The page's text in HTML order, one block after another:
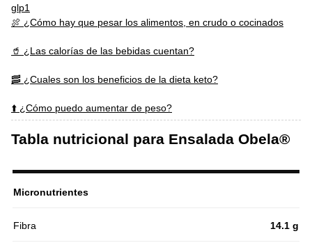
glp1
🍖 ¿Cómo hay que pesar los alimentos, en crudo o cocinados
🥤 ¿Las calorías de las bebidas cuentan?
🥓 ¿Cuales son los beneficios de la dieta keto?
⬆️ ¿Cómo puedo aumentar de peso?
Tabla nutricional para Ensalada Obela®
Micronutrientes
Fibra 14.1 g